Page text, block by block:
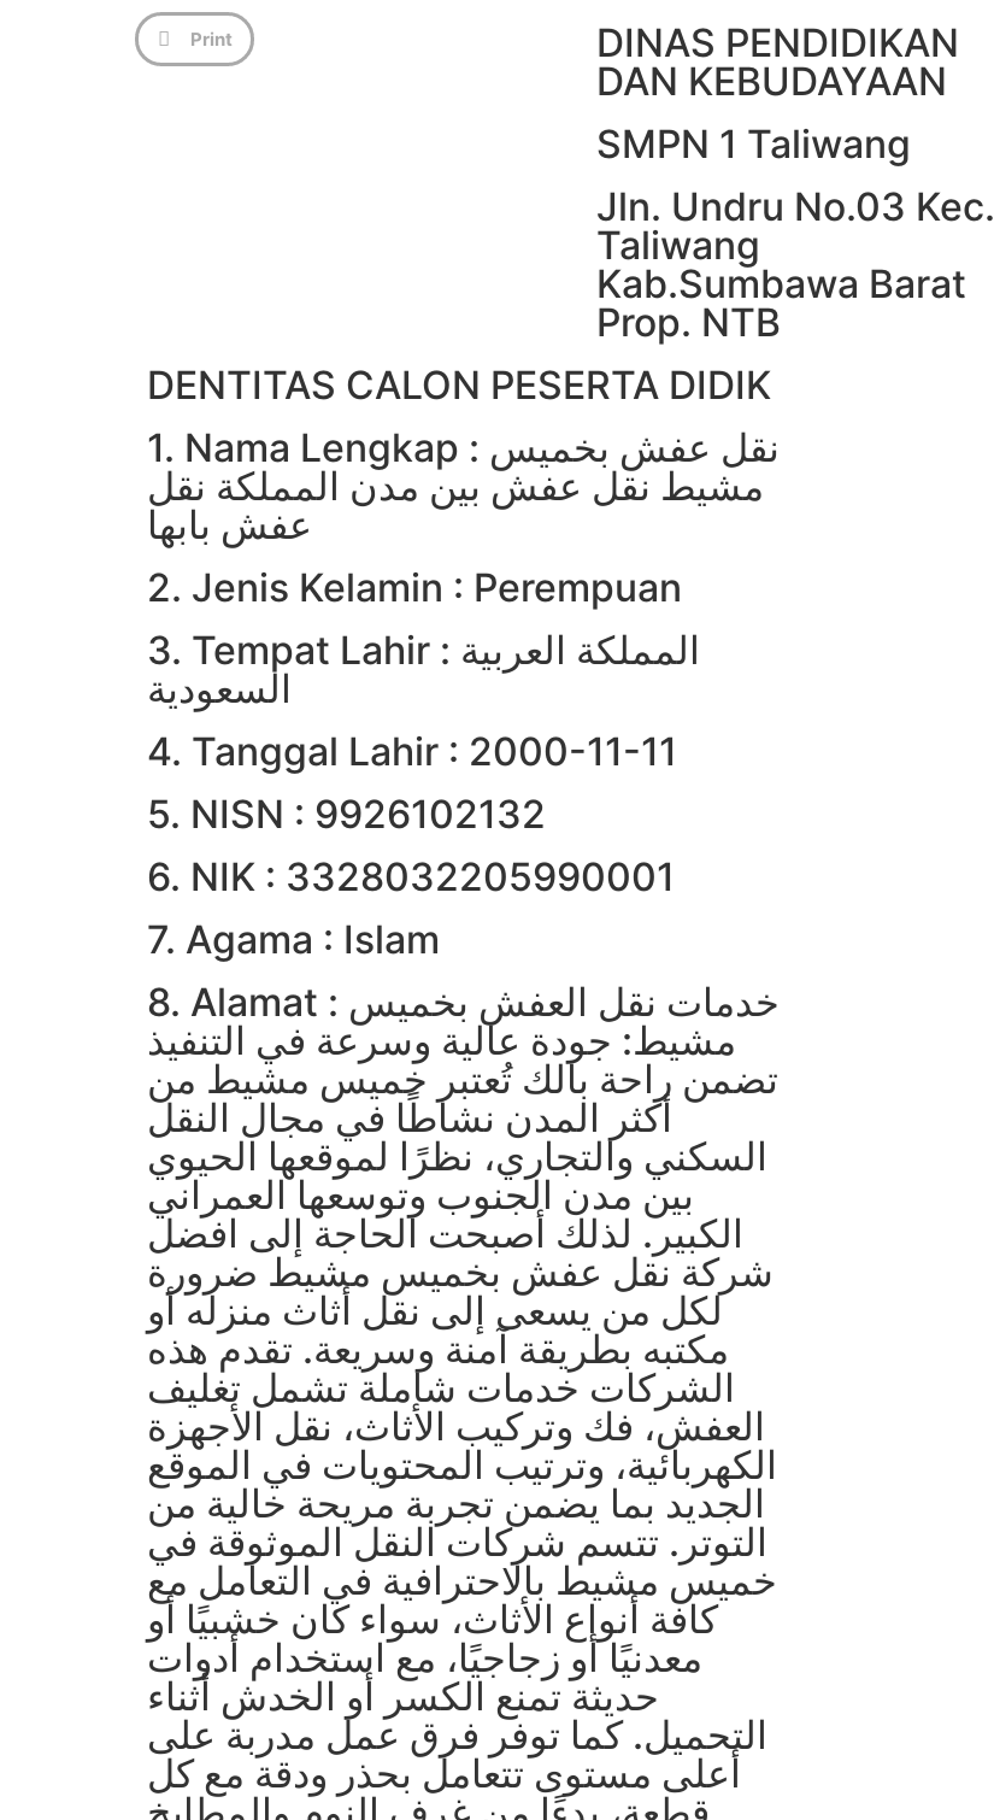
DINAS PENDIDIKAN
DAN KEBUDAYAAN
SMPN 1 Taliwang
Jln. Undru No.03 Kec.
Taliwang
Kab.Sumbawa Barat
Prop. NTB
DENTITAS CALON PESERTA DIDIK
1. Nama Lengkap : نقل عفش بخميس
مشيط نقل عفش بين مدن المملكة نقل
عفش بابها
2. Jenis Kelamin : Perempuan
3. Tempat Lahir : المملكة العربية
السعودية
4. Tanggal Lahir : 2000-11-11
5. NISN : 9926102132
6. NIK : 3328032205990001
7. Agama : Islam
8. Alamat : خدمات نقل العفش بخميس
مشيط: جودة عالية وسرعة في التنفيذ
تضمن راحة بالك تُعتبر خميس مشيط من
أكثر المدن نشاطًا في مجال النقل
السكني والتجاري، نظرًا لموقعها الحيوي
بين مدن الجنوب وتوسعها العمراني
الكبير. لذلك أصبحت الحاجة إلى افضل
شركة نقل عفش بخميس مشيط ضرورة
لكل من يسعى إلى نقل أثاث منزله أو
مكتبه بطريقة آمنة وسريعة. تقدم هذه
الشركات خدمات شاملة تشمل تغليف
العفش، فك وتركيب الأثاث، نقل الأجهزة
الكهربائية، وترتيب المحتويات في الموقع
الجديد بما يضمن تجربة مريحة خالية من
التوتر. تتسم شركات النقل الموثوقة في
خميس مشيط بالاحترافية في التعامل مع
كافة أنواع الأثاث، سواء كان خشبيًا أو
معدنيًا أو زجاجيًا، مع استخدام أدوات
حديثة تمنع الكسر أو الخدش أثناء
التحميل. كما توفر فرق عمل مدربة على
أعلى مستوى تتعامل بحذر ودقة مع كل
Print